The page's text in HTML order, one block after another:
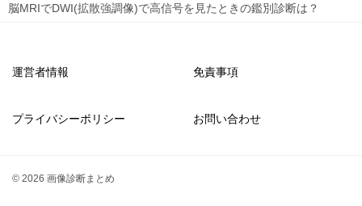
脳MRIでDWI(拡散強調像)で高信号を見たときの鑑別診断は？
運営者情報 免責事項
プライバシーポリシー お問い合わせ
© 2026 画像診断まとめ